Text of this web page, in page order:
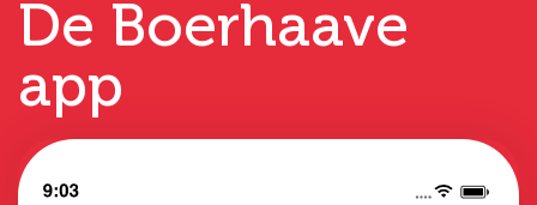
De Boerhaave
app